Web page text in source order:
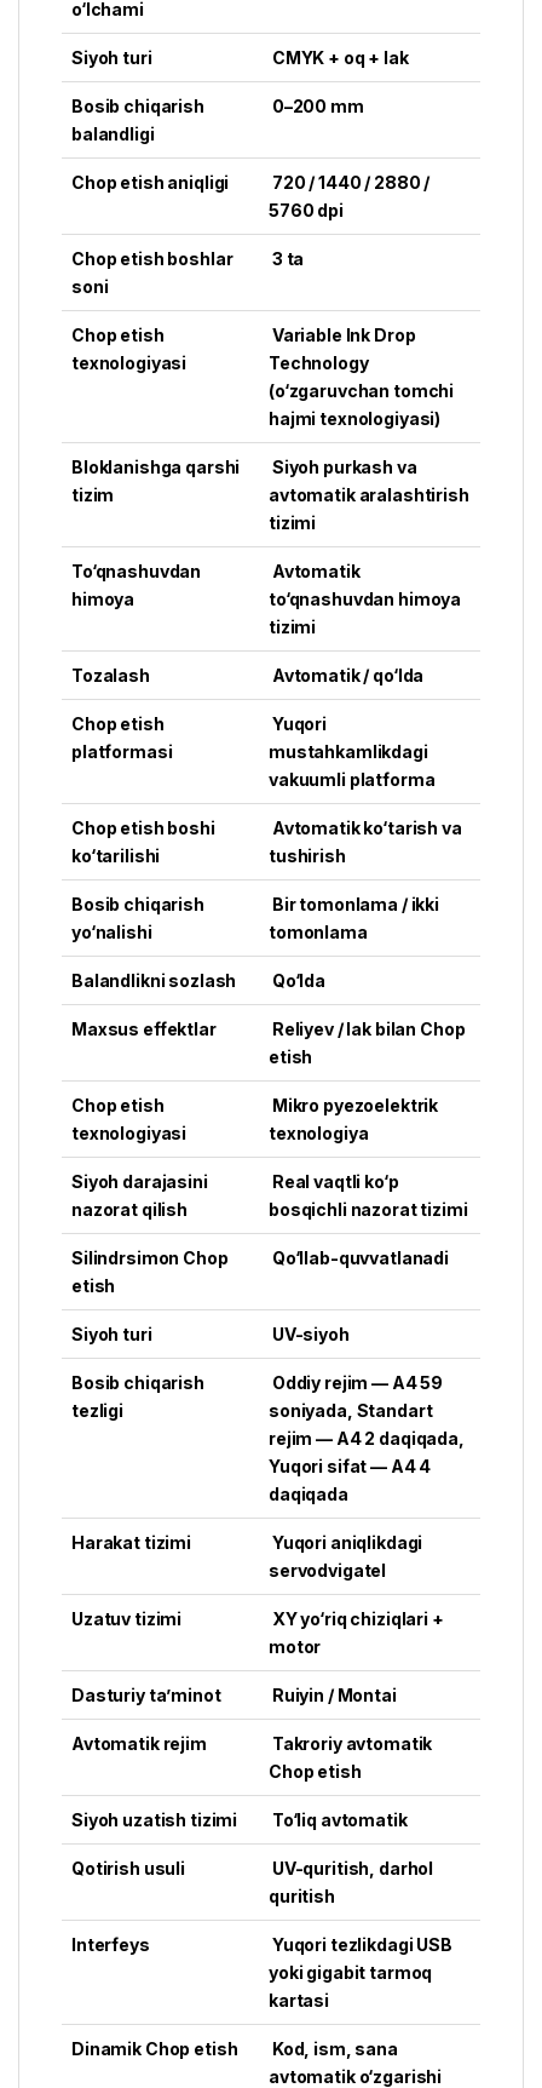
o‘lchami
Siyoh turi CMYK + oq + lak
Bosib chiqarish
balandligi
0–200 mm
Chop etish aniqligi
720 / 1440 / 2880 /
5760 dpi
Chop etish boshlar
soni
3 ta
Chop etish
texnologiyasi
Variable Ink Drop
Technology
(o‘zgaruvchan tomchi
hajmi texnologiyasi)
Bloklanishga qarshi
tizim
Siyoh purkash va
avtomatik aralashtirish
tizimi
To‘qnashuvdan
himoya
Avtomatik
to‘qnashuvdan himoya
tizimi
Tozalash Avtomatik / qo‘lda
Chop etish
platformasi
Yuqori
mustahkamlikdagi
vakuumli platforma
Chop etish boshi
ko‘tarilishi
Avtomatik ko‘tarish va
tushirish
Bosib chiqarish
yo‘nalishi
Bir tomonlama / ikki
tomonlama
Balandlikni sozlash Qo‘lda
Maxsus effektlar
Reliyev / lak bilan Chop
etish
Chop etish
texnologiyasi
Mikro pyezoelektrik
texnologiya
Siyoh darajasini
nazorat qilish
Real vaqtli ko‘p
bosqichli nazorat tizimi
Silindrsimon Chop
etish
Qo‘llab-quvvatlanadi
Siyoh turi UV-siyoh
Bosib chiqarish
tezligi
Oddiy rejim — A4 59
soniyada, Standart
rejim — A4 2 daqiqada,
Yuqori sifat — A4 4
daqiqada
Harakat tizimi
Yuqori aniqlikdagi
servodvigatel
Uzatuv tizimi
XY yo‘riq chiziqlari +
motor
Dasturiy ta’minot Ruiyin / Montai
Avtomatik rejim
Takroriy avtomatik
Chop etish
Siyoh uzatish tizimi To‘liq avtomatik
Qotirish usuli
UV-quritish, darhol
quritish
Interfeys
Yuqori tezlikdagi USB
yoki gigabit tarmoq
kartasi
Dinamik Chop etish
Kod, ism, sana
avtomatik o‘zgarishi